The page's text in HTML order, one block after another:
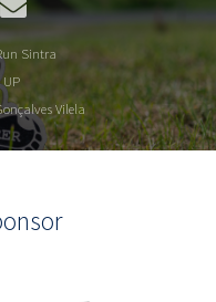
Sintra
UP
Vilela